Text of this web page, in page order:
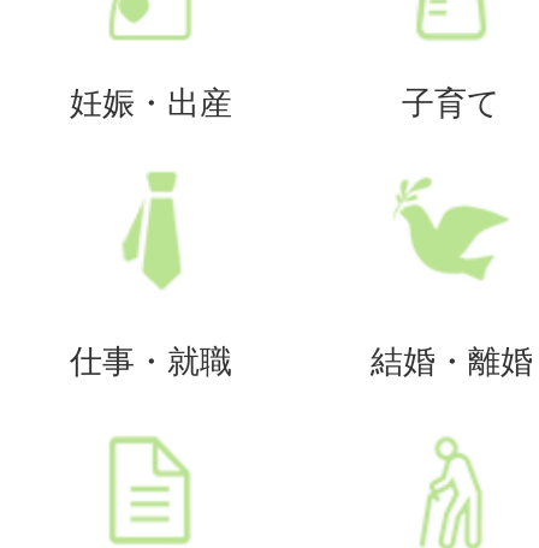
妊娠・出産 子育て
仕事・就職 結婚・離婚